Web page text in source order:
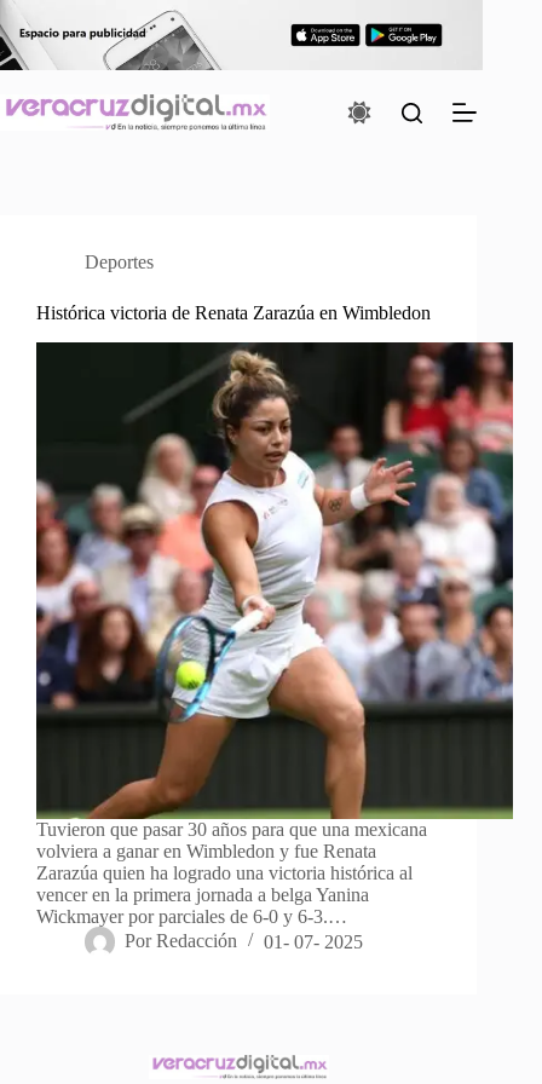
al
contenido
Deportes
Histórica victoria de Renata Zarazúa en Wimbledon
Tuvieron que pasar 30 años para que una mexicana
volviera a ganar en Wimbledon y fue Renata
Zarazúa quien ha logrado una victoria histórica al
vencer en la primera jornada a belga Yanina
Wickmayer por parciales de 6-0 y 6-3.…
Por Redacción 01- 07- 2025